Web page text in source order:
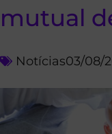
mutual
Notícias03/08/